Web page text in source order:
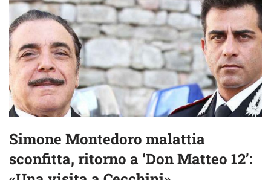
Simone Montedoro malattia
sconfitta, ritorno a ‘Don Matteo 12’: